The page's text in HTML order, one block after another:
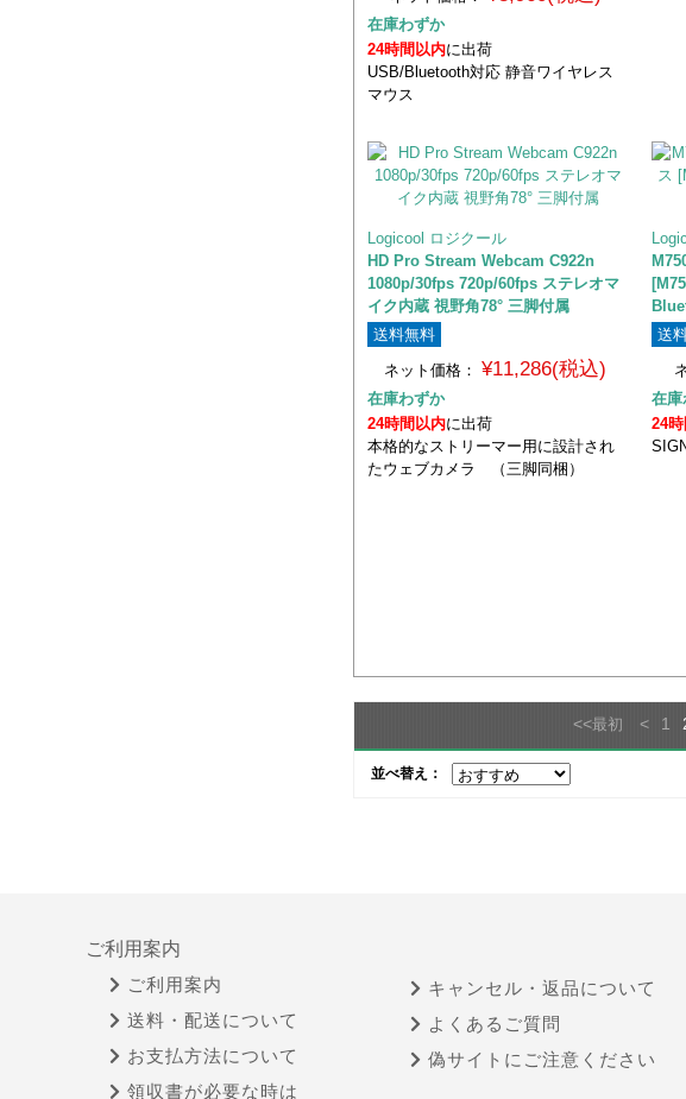
在庫わずか
24時間以内に出荷
USB/Bluetooth対応 静音ワイヤレス
マウス
Logicool ロジクール
HD Pro Stream Webcam C922n
1080p/30fps 720p/60fps ステレオマ
イク内蔵 視野角78° 三脚付属
送料無料
ネット価格：
¥11,286(税込)
在庫わずか
24時間以内に出荷
本格的なストリーマー用に設計され
たウェブカメラ （三脚同梱）
送
在庫
24
<<最初 < 1
並べ替え：
ご利用案内
ご利用案内
送料・配送について
お支払方法について
領収書が必要な時は
キャンセル・返品について
よくあるご質問
偽サイトにご注意ください